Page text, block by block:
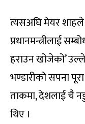
त्यसअघि मेयर
प्रधानमन्त्रीलाई
हराउन खोजेको’
भण्डारीको सपना
ताकमा, देशलाई चै
थिए ।